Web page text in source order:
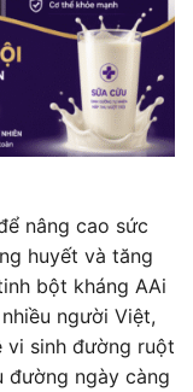
nâng cao sức
huyết và tăng
bột kháng AAi
người Việt,
vi sinh đường ruột
đường ngày càng